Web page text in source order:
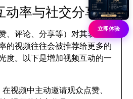
动率与社交分享
、评论、分享等）对其表现有
的视频往往会被推荐给更多的
度。以下是增加视频互动的一
在视频中主动邀请观众点赞、
立即体验